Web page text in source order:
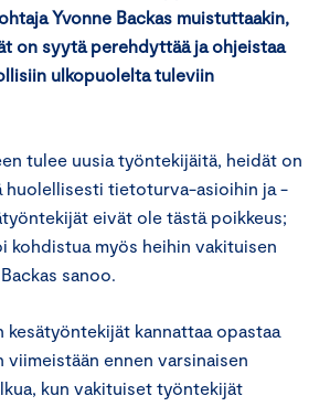
Yvonne Backas muistuttaakin,
on syytä perehdyttää ja ohjeistaa
ulkopuolelta tuleviin
tulee uusia työntekijäitä, heidät on
huolellisesti tietoturva-asioihin ja -
eivät ole tästä poikkeus;
kohdistua myös heihin vakituisen
sanoo.
kesätyöntekijät kannattaa opastaa
ennen varsinaisen
kun vakituiset työntekijät